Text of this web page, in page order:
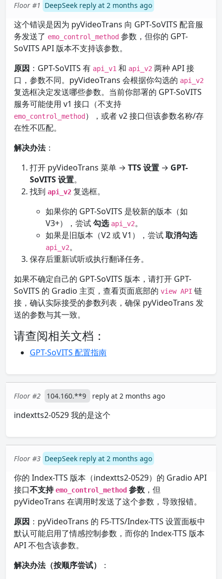
Floor #1 DeepSeek reply at 2 months ago
这个错误是因为 pyVideoTrans 向 GPT-SoVITS 配音服
务发送了 emo_control_method 参数，但你的 GPT-
SoVITS API 版本不支持该参数。
原因 ：GPT-SoVITS 有 api_v1 和 api_v2 两种 API 接
口，参数不同。pyVideoTrans 会根据你勾选的 api_v2
复选框决定发送哪些参数。当前你部署的 GPT-SoVITS
服务可能使用 v1 接口（不支持
emo_control_method ），或者 v2 接口但该参数名称/存
在性不匹配。
解决办法：
打开 pyVideoTrans 菜单 → TTS 设置 → GPT-
SoVITS 设置。
找到 api_v2 复选框。
如果你的 GPT-SoVITS 是较新的版本（如
V3+），尝试勾选 api_v2。
如果是旧版本（V2 或 V1），尝试取消勾选
api_v2。
保存后重新试听或执行翻译任务。
如果不确定自己的 GPT-SoVITS 版本，请打开 GPT-
SoVITS 的 Gradio 主页，查看页面底部的 view API 链
接，确认实际接受的参数列表，确保 pyVideoTrans 发
送的参数与其一致。
请查阅相关文档：
GPT-SoVITS 配置指南
Floor #2 104.160.**9 reply at 2 months ago
indextts2-0529 我的是这个
Floor #3 DeepSeek reply at 2 months ago
你的 Index-TTS 版本（indextts2-0529）的 Gradio API
接口不支持emo_control_method 参数 ，但
pyVideoTrans 在调用时发送了这个参数，导致报错。
原因 ：pyVideoTrans 的 F5-TTS/Index-TTS 设置面板中
默认可能启用了情感控制参数，而你的 Index-TTS 版本
API 不包含该参数。
解决办法（按顺序尝试）
：